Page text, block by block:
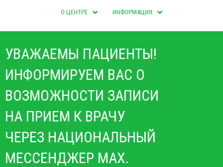
О ЦЕНТРЕ ИНФОРМАЦИЯ
УВАЖАЕМЫ ПАЦИЕНТЫ!
ИНФОРМИРУЕМ ВАС О
ВОЗМОЖНОСТИ ЗАПИСИ
НА ПРИЕМ К ВРАЧУ
ЧЕРЕЗ НАЦИОНАЛЬНЫЙ
МЕССЕНДЖЕР MAX.